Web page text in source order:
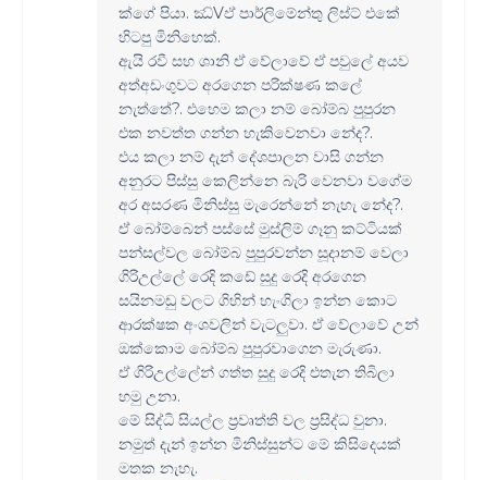
ක්ගේ පියා. ඣ්Vඵ් පාර්ලිමේන්තු ලිස්ට් එකේ
හිටපු මිනිහෙක්.
ඇයි රවී සහ ශානි ඒ වේලාවේ ඒ පවුලේ අයව
අත්අඩංගුවට අරගෙන පරික්ෂණ කලේ
නැත්තේ?. එහෙම කලා නම් බෝම්බ පුපුරන
එක නවත්ත ගන්න හැකිවෙනවා නේද?.
එය කලා නම් දැන් දේශපාලන වාසි ගන්න
අනුරට පිස්සු කෙලින්නෙ බැරි වෙනවා වගේම
අර අසරණ මිනිස්සු මැරෙන්නේ නැහැ නේද?.
ඒ බෝම්බෙන් පස්සේ මුස්ලිම් ගෑනු කට්ටියක්
පන්සල්වල බෝම්බ පුපුරවන්න සූදානම් වෙලා
ගිරිඋල්ලේ රෙදි කඩේ සුදු රෙදි අරගෙන
සයිනමඩු වලට ගිහින් හැංගිලා ඉන්න කොට
ආරක්ෂක අංශවලින් වැටලුවා. ඒ වේලාවේ උන්
ඔක්කොම බෝම්බ පුපුරවාගෙන මැරුණා.
ඒ ගිරිඋල්ලේන් ගත්ත සුදු රෙදි එතැන තිබිලා
හමු උනා.
මේ සිද්ධි සියල්ල ප්‍රවෘත්ති වල ප්‍රසිද්ධ වුනා.
නමුත් දැන් ඉන්න මිනිස්සුන්ට මේ කිසිදෙයක්
මතක නැහැ.